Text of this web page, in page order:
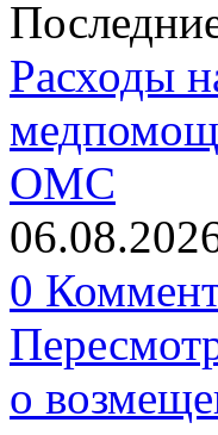
Расходы
ОМС
0
о